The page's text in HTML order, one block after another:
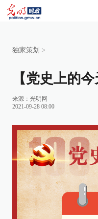
独家策划 >
【党史上的
来源： 光明网
2021-09-28 08:00